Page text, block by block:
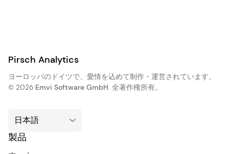
Pirsch Analytics
ヨーロッパのドイツで、愛情を込めて制作・運営されています。
© 2026 Emvi Software GmbH. 全著作権所有。
製品